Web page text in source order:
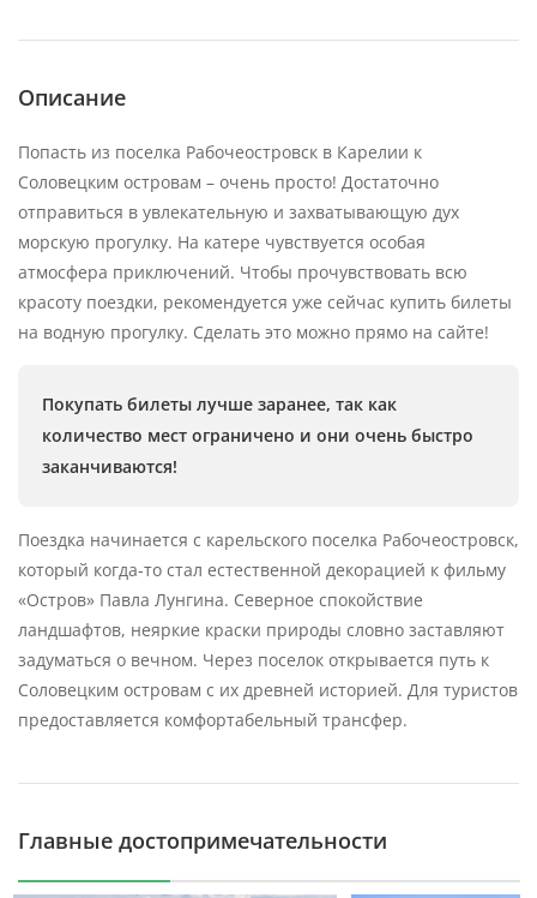
Описание
Попасть из поселка Рабочеостровск в Карелии к
Соловецким островам – очень просто! Достаточно
отправиться в увлекательную и захватывающую дух
морскую прогулку. На катере чувствуется особая
атмосфера приключений. Чтобы прочувствовать всю
красоту поездки, рекомендуется уже сейчас купить билеты
на водную прогулку. Сделать это можно прямо на сайте!
Покупать билеты лучше заранее, так как
количество мест ограничено и они очень быстро
заканчиваются!
Поездка начинается с карельского поселка Рабочеостровск,
который когда-то стал естественной декорацией к фильму
«Остров» Павла Лунгина. Северное спокойствие
ландшафтов, неяркие краски природы словно заставляют
задуматься о вечном. Через поселок открывается путь к
Соловецким островам с их древней историей. Для туристов
предоставляется комфортабельный трансфер.
Главные достопримечательности